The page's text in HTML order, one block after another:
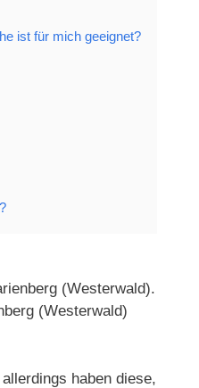
ist für mich geeignet?
(Westerwald).
(Westerwald)
haben diese,